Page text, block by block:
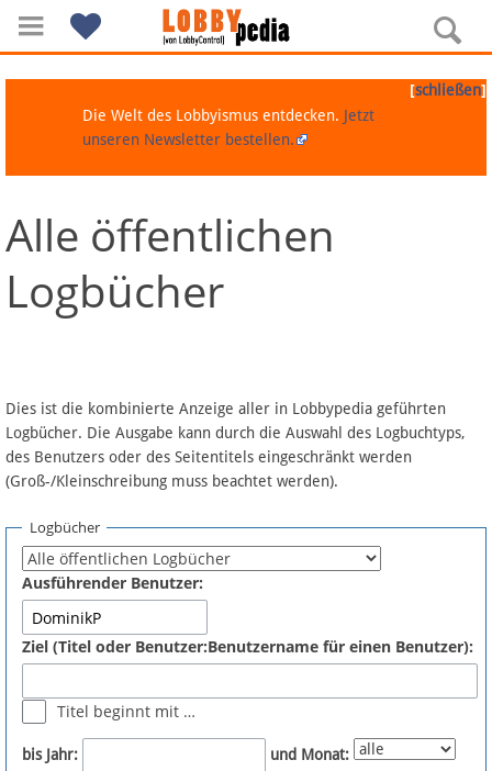
Navigation
Über Lobbypedia
Artikel nach Kategorien
FAQ
Fördermitglied werden
Fehler melden
Newsletter
[schließen]
Die Welt des Lobbyismus entdecken. Jetzt
unseren Newsletter bestellen.
Alle öffentlichen
Logbücher
Dies ist die kombinierte Anzeige aller in Lobbypedia geführten
Logbücher. Die Ausgabe kann durch die Auswahl des Logbuchtyps,
des Benutzers oder des Seitentitels eingeschränkt werden
(Groß-/Kleinschreibung muss beachtet werden).
Logbücher
Ausführender Benutzer:
Ziel (Titel oder Benutzer:Benutzername für einen Benutzer):
Titel beginnt mit …
bis Jahr: und Monat: